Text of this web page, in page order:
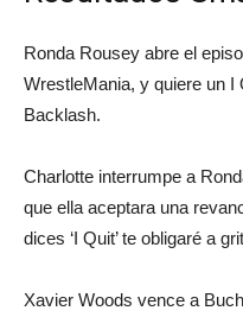
Ronda Rousey abre el
WrestleMania, y quiere un
Backlash.
Charlotte interrumpe a
que ella aceptara una
dices ‘I Quit’ te obligaré a
Xavier Woods vence a